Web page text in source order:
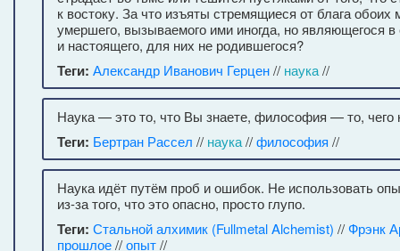
к востоку. За что изъяты стремящиеся от блага
умершего, вызываемого ими иногда, но являющегося в
и настоящего, для них не родившегося?
Теги: Александр Иванович Герцен// наука//
Наука — это то, что Вы знаете, философия — то, чего
Теги: Бертран Рассел // наука//философия //
Наука идёт путём проб и ошибок. Не использовать
из-за того, что это опасно, просто глупо.
Теги: Стальной алхимик (Fullmetal Alchemist) //Фрэнк
прошлое//опыт//